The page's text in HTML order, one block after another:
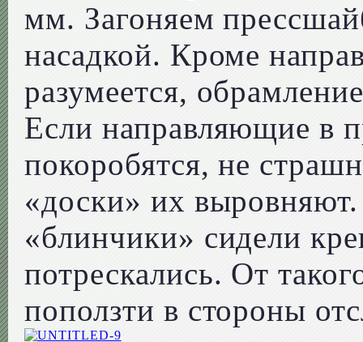
мм. Загоняем
насадкой. Кроме
разумеется,
Если направляющие в
покоробятся, не
«доски» их
«блинчики» сидели
потрескались. От
поползти в стороны